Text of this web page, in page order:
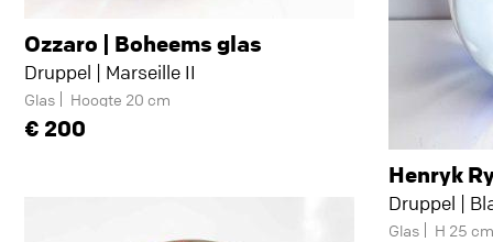
Ozzaro | Boheems glas
Druppel | Marseille II
Glas Hoogte 20 cm
200
Henryk
Druppel |
Glas H 25